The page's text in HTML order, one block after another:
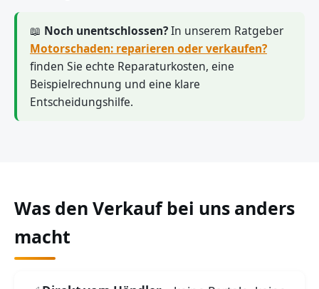
📖 Noch unentschlossen?In unserem Ratgeber
Motorschaden: reparieren oder verkaufen?
finden Sie echte Reparaturkosten, eine
Beispielrechnung und eine klare
Entscheidungshilfe.
Was den Verkauf bei uns anders
macht